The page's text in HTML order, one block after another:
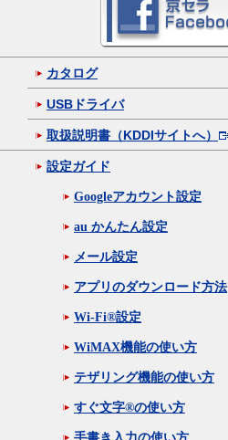
カタログ
USBドライバ
取扱説明書（KDDIサイトへ）
設定ガイド
Googleアカウント設定
au かんたん設定
メール設定
アプリのダウンロード方法
Wi-Fi®設定
WiMAX機能の使い方
テザリング機能の使い方
すぐ文字®の使い方
手書き入力の使い方